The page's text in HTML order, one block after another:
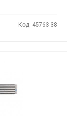
Код: 45763-38